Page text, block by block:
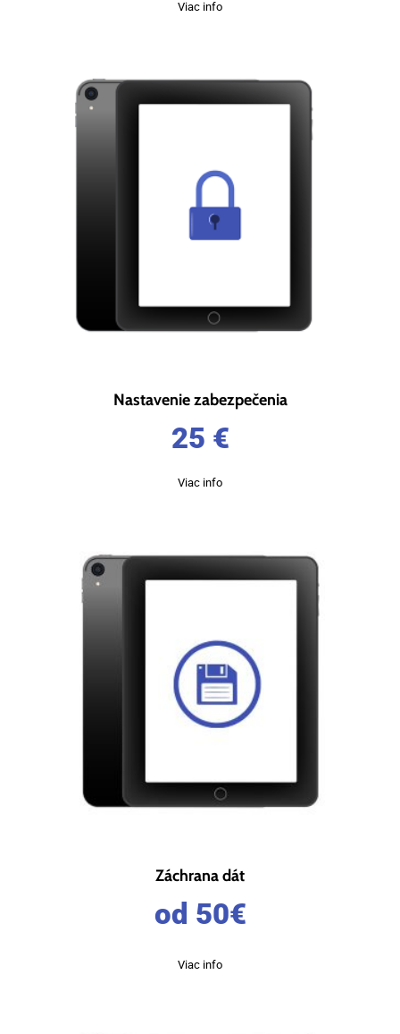
Viac info
Nastavenie zabezpečenia
25 €
Viac info
Záchrana dát
od 50€
Viac info